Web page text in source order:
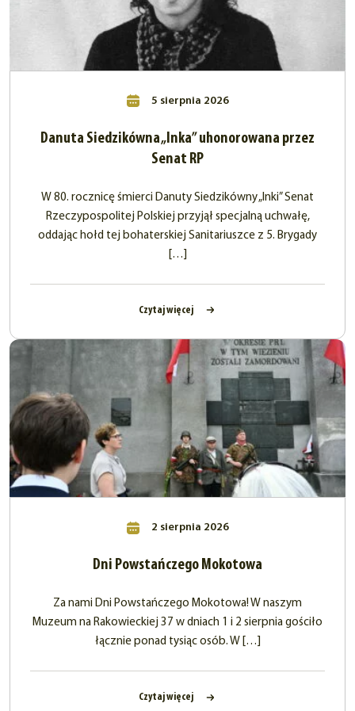
5 sierpnia 2026
Danuta Siedzikówna „Inka” uhonorowana przez
Senat RP
W 80. rocznicę śmierci Danuty Siedzikówny „Inki” Senat
Rzeczypospolitej Polskiej przyjął specjalną uchwałę,
oddając hołd tej bohaterskiej Sanitariuszce z 5. Brygady
[…]
Czytaj więcej
2 sierpnia 2026
Dni Powstańczego Mokotowa
Za nami Dni Powstańczego Mokotowa! W naszym
Muzeum na Rakowieckiej 37 w dniach 1 i 2 sierpnia gościło
łącznie ponad tysiąc osób. W […]
Czytaj więcej